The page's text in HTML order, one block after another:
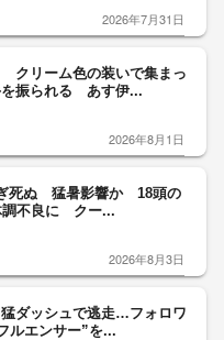
2026年7月31日
クリーム色の装いで集まっ
を振られる あす伊...
2026年8月1日
死ぬ 猛暑影響か 18頭の
調不良に クー...
2026年8月3日
ダッシュで逃走…フォロワ
ルエンサー”を...